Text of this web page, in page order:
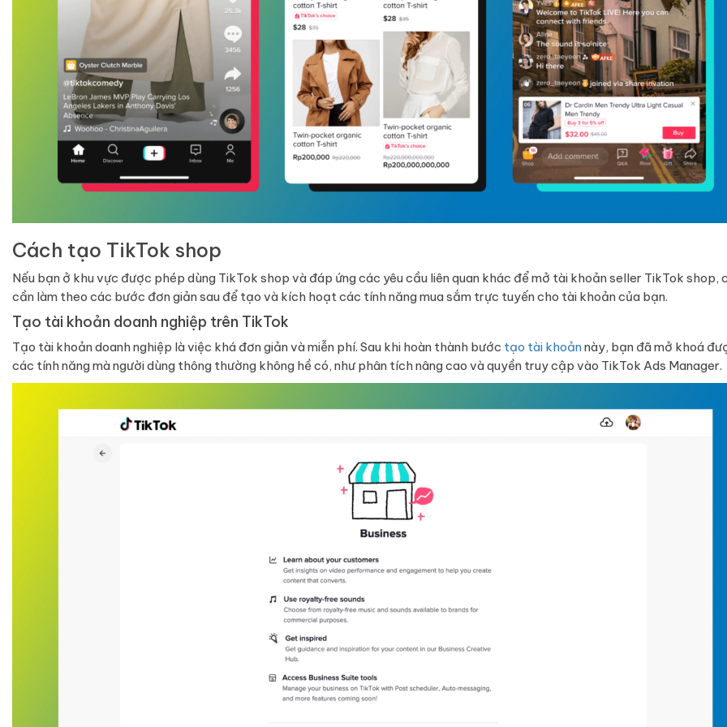
Cách tạo TikTok shop
Nếu bạn ở khu vực được phép dùng TikTok shop và đáp ứng các yêu cầu liên quan khác để mở tài khoản seller TikTok shop,
cần làm theo các bước đơn giản sau để tạo và kích hoạt các tính năng mua sắm trực tuyến cho tài khoản của bạn.
Tạo tài khoản doanh nghiệp trên TikTok
Tạo tài khoản doanh nghiệp là việc khá đơn giản và miễn phí. Sau khi hoàn thành bước tạo tài khoảnnày, bạn đã mở khoá
các tính năng mà người dùng thông thường không hề có, như phân tích nâng cao và quyền truy cập vào TikTok Ads Manager.